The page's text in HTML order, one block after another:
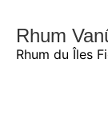
Rhum
Rhum du Îles